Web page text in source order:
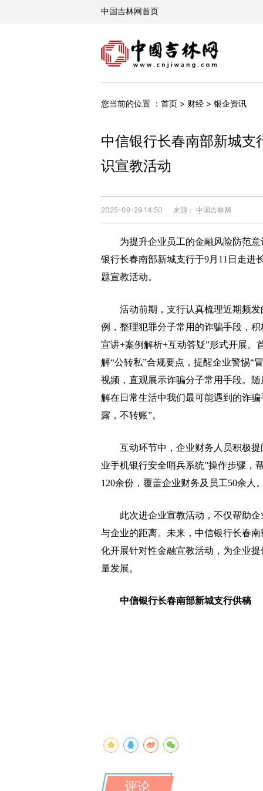
您当前的位置 ： 首页 > 财经 > 银企资讯
中信银行长春南部新城支
识宣教活动
2025-09-29 14:50 来源： 中国吉林网
为提升企业员工的金融风险防范意
银行长春南部新城支行于9月11日走进
题宣教活动。
活动前期，支行认真梳理近期频发
例，整理犯罪分子常用的诈骗手段，
宣讲+案例解析+互动答疑”形式开展。
解“公转私”合规要点，提醒企业警惕“
视频，直观展示诈骗分子常用手段。
解在日常生活中我们最可能遇到的诈
露，不转账”。
互动环节中，企业财务人员积极提
业手机银行安全哨兵系统”操作步骤，
120余份，覆盖企业财务及员工50余人
此次进企业宣教活动，不仅帮助企
与企业的距离。未来，中信银行长春
化开展针对性金融宣教活动，为企业
量发展。
中信银行长春南部新城支行供稿
评论